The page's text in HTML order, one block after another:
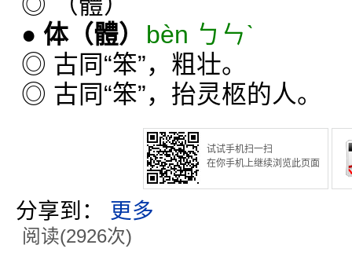
● 体（體）
bèn ㄅㄣˋ
◎ 古同“笨”，粗壮。
◎ 古同“笨”，抬灵柩的人。
试试手机扫一扫
在你手机上继续浏览此页面
分享到： 更多
阅读(2926次)